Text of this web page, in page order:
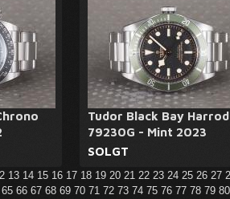
Tudor Black Bay
79230G - Mint 2023
SOLGT
13 14 15 16 17 18 19 20 21 22 23 24 25 26 27
65 66 67 68 69 70 71 72 73 74 75 76 77 78 79